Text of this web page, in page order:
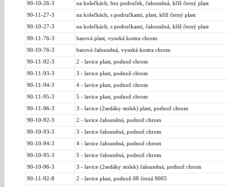
90-10-26-3 na kolečkách, bez područek, čalouněná, kříž černý plast
90-11-27-3 na kolečkách, s područkami, plast, kříž černý plast
90-10-27-3 na kolečkách, s područkami, čalouněná, kříž černý plast
90-11-76-3 barová plast, vysoká kostra chrom
90-10-76-3 barová čalouněná, vysoká kostra chrom
90-11-92-3 2 - lavice plast, podnož chrom
90-11-93-3 3 - lavice plast, podnož chrom
90-11-94-3 4 - lavice plast, podnož chrom
90-11-95-3 5 - lavice plast, podnož chrom
90-11-96-3 3 - lavice (2sedáky stolek) plast, podnož chrom
90-10-92-3 2 - lavice čalouněná, podnož chrom
90-10-93-3 3 - lavice čalouněná, podnož chrom
90-10-94-3 4 - lavice čalouněná, podnož chrom
90-10-95-3 5 - lavice čalouněná, podnož chrom
90-10-96-3 3 - lavice (2sedáky stolek) čalouněná, podnož chrom
90-11-92-8 2 - lavice plast, podnož 08 černá 9005